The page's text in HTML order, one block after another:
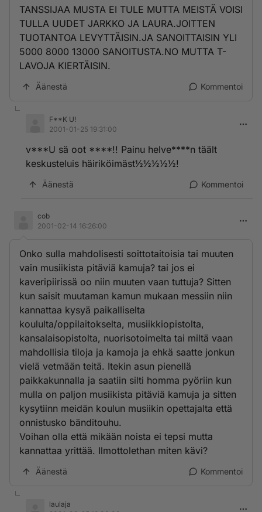
TANSSIJAA MUSTA EI TULE MUTTA MEISTÄ VOISI
TULLA UUDET JARKKO JA LAURA.JOITTEN
TUOTANTOA LEVYTTÄISIN.JA SANOITTAISIN YLI
5000 8000 13000 SANOITUSTA.NO MUTTA T-
LAVOJA KIERTÄISIN.
Äänestä Kommentoi
F**K U!
2001-01-25 19:31:00
v***U sä oot ****!! Painu helve****n täält
keskusteluis häiriköimäst½½½½½!
Äänestä Kommentoi
cob
2001-02-14 16:26:00
Onko sulla mahdolisesti soittotaitoisia tai muuten
vain musiikista pitäviä kamuja? tai jos ei
kaveripiirissä oo niin muuten vaan tuttuja? Sitten
kun saisit muutaman kamun mukaan messiin niin
kannattaa kysyä paikalliselta
koululta/oppilaitokselta, musiikkiopistolta,
kansalaisopistolta, nuorisotoimelta tai miltä vaan
mahdollisia tiloja ja kamoja ja ehkä saatte jonkun
vielä vetmään teitä. Itekin asun pienellä
paikkakunnalla ja saatiin silti homma pyöriin kun
mulla on paljon musiikista pitäviä kamuja ja sitten
kysytiinn meidän koulun musiikin opettajalta että
onnistusko bänditouhu.
Voihan olla että mikään noista ei tepsi mutta
kannattaa yrittää. Ilmottolethan miten kävi?
Äänestä Kommentoi
laulaja